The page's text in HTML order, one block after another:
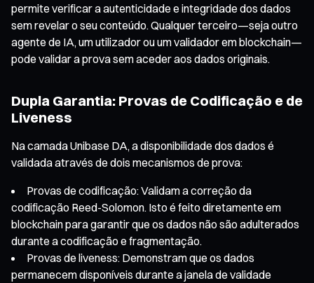
permite verificar a autenticidade e integridade dos dados
sem revelar o seu conteúdo. Qualquer terceiro—seja outro
agente de IA, um utilizador ou um validador em blockchain—
pode validar a prova sem aceder aos dados originais.
Dupla Garantia: Provas de Codificação e de
Liveness
Na camada Unibase DA, a disponibilidade dos dados é
validada através de dois mecanismos de prova:
Provas de codificação: Validam a correção da
codificação Reed-Solomon. Isto é feito diretamente em
blockchain para garantir que os dados não são adulterados
durante a codificação e fragmentação.
Provas de liveness: Demonstram que os dados
permanecem disponíveis durante a janela de validade